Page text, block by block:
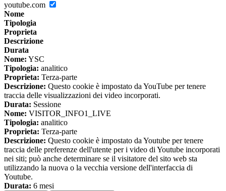
youtube.com
Nome
Tipologia
Proprieta
Descrizione
Durata
Nome: YSC
Tipologia: analitico
Proprieta: Terza-parte
Descrizione: Questo cookie è impostato da YouTube per tenere
traccia delle visualizzazioni dei video incorporati.
Durata: Sessione
Nome: VISITOR_INFO1_LIVE
Tipologia: analitico
Proprieta: Terza-parte
Descrizione: Questo cookie è impostato da Youtube per tenere
traccia delle preferenze dell'utente per i video di Youtube incorporati
nei siti; può anche determinare se il visitatore del sito web sta
utilizzando la nuova o la vecchia versione dell'interfaccia di
Youtube.
Durata: 6 mesi